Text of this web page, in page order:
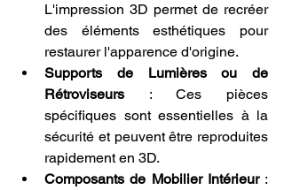
L'impression 3D permet de recréer
des éléments esthétiques pour
restaurer l'apparence d'origine.
Supports de Lumières ou de
Rétroviseurs : Ces pièces
spécifiques sont essentielles à la
sécurité et peuvent être reproduites
rapidement en 3D.
Composants de Mobilier Intérieur :